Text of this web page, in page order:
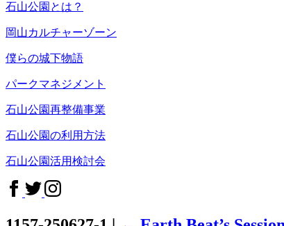
石山公園とは？
岡山カルチャーゾーン
僕らの城下物語
パークマネジメント
石山公園再整備事業
石山公園の利用方法
石山公園活用検討会